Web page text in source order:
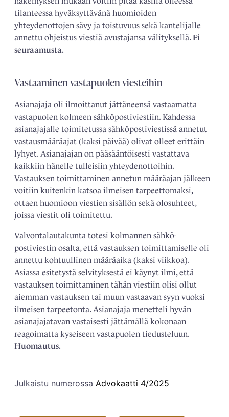
tilanteessa hyväksyttävänä huomioiden
yhteydenottojen sävy ja toistuvuus sekä kantelijalle
annettu ohjeistus viestiä avustajansa välityksellä. Ei
seuraamusta.
Vastaaminen vastapuolen viesteihin
Asianajaja oli ilmoittanut jättäneensä vastaamatta
vastapuolen kolmeen sähköpostiviestiin. Kahdessa
asianajajalle toimitetussa sähköpostiviestissä annetut
vastausmääräajat (kaksi päivää) olivat olleet erittäin
lyhyet. Asianajajan on pääsääntöisesti vastattava
kaikkiin hänelle ­tulleisiin yhteydenottoihin.
Vastauksen toimittaminen annetun määräajan jälkeen
voitiin kuitenkin katsoa ilmeisen tarpeettomaksi,
ottaen huomioon viestien sisällön sekä olosuhteet,
joissa viestit oli toimitettu.
Valvontalautakunta totesi kolmannen sähkö­
postiviestin osalta, että vastauksen toimittamiselle oli
annettu kohtuullinen määräaika (kaksi viikkoa).
Asiassa esitetystä selvityksestä ei käynyt ilmi, että
vastauksen toimittaminen tähän viestiin olisi ollut
aiemman vastauksen tai muun vastaavan syyn vuoksi
ilmeisen tarpeetonta. ­Asianajaja menetteli hyvän
asianajajatavan vastaisesti jättämällä kokonaan
reagoimatta kyseiseen vastapuolen tiedusteluun.
Huomautus.
Julkaistu numerossa Advokaatti 4/2025